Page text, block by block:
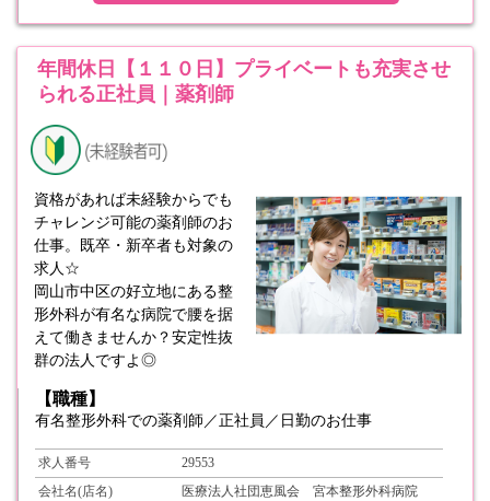
年間休日【１１０日】プライベートも充実させ
られる正社員｜薬剤師
資格があれば未経験からでも
チャレンジ可能の薬剤師のお
仕事。既卒・新卒者も対象の
求人☆
岡山市中区の好立地にある整
形外科が有名な病院で腰を据
えて働きませんか？安定性抜
群の法人ですよ◎
【職種】
有名整形外科での薬剤師／正社員／日勤のお仕事
求人番号
29553
会社名(店名)
医療法人社団恵風会 宮本整形外科病院